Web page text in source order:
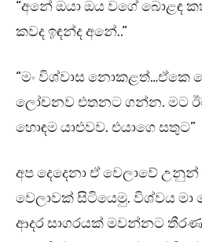
“අනේ ඔයා ඔය වගේ බොළඳ
කවද ඉඳන්ද අනේ..”
“මං විශ්වාස නොකළත්…ඒකෙ
ලෝචනව එතනට ගන්න. මට
හොඳම යාළුවව. එයාගෙ සතුට”
අප දෙදෙනා ඒ වෙලාවේ උනුන්
වෙලාවක් සිටියෙමු. විශ්වය
ආදර සාගරයක් මවන්නට